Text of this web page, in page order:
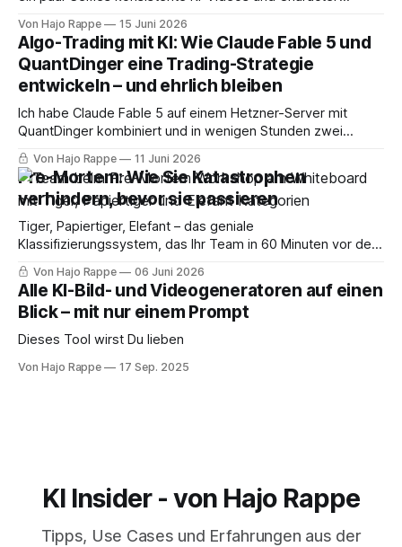
Von Hajo Rappe 15 Juni 2026
Algo-Trading mit KI: Wie Claude Fable 5 und
QuantDinger eine Trading-Strategie
entwickeln – und ehrlich bleiben
Ich habe Claude Fable 5 auf einem Hetzner-Server mit
QuantDinger kombiniert und in wenigen Stunden zwei
Trading-Strategien entwickelt. Was Fable 5 dabei über
Daytrades und Backtesting-Grenzen sagt, ist mindestens
so wertvoll wie die Ergebnisse.
Von Hajo Rappe 11 Juni 2026
Pre-Mortem: Wie Sie Katastrophen
verhindern, bevor sie passieren
Tiger, Papiertiger, Elefant – das geniale
Klassifizierungssystem, das Ihr Team in 60 Minuten vor dem
nächsten Launch-Desaster schützt. Mit 3 Praxisbeispielen,
Schritt-für-Schritt-Anleitung und fertigem KI-Skill für Claude,
Langdock, Manus & Co.
Von Hajo Rappe 06 Juni 2026
Alle KI-Bild- und Video­generatoren auf einen
Blick – mit nur einem Prompt
Dieses Tool wirst Du lieben
Von Hajo Rappe 17 Sep. 2025
KI Insider - von Hajo Rappe
Tipps, Use Cases und Erfahrungen aus der